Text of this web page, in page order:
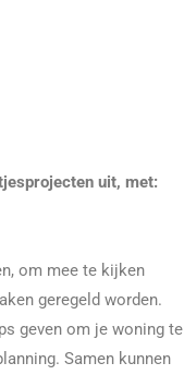
uit, met:
om mee te kijken
geregeld worden.
geven om je woning te
Samen kunnen